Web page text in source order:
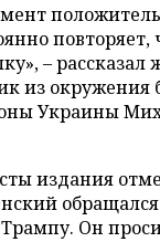
повторяет,
– рассказал
из окружения
Украины
издания
Он